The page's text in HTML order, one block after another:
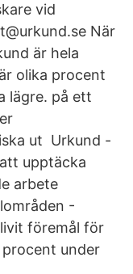
vid
När
är hela
olika procent
lägre. på ett
ut Urkund -
upptäcka
arbete
-
föremål för
under